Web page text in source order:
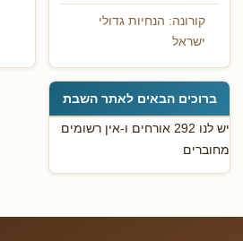
קורונה: הנחיות גדולי
ישראל
ברוכים הבאים לאתר השבת
יש לנו 292 אורחים ו-אין רשומים
מחוברים